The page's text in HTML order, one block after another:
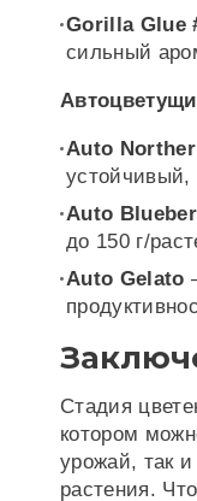
Gorilla Glue
сильный
Auto
устойчивый,
Auto
до 150 г/
Auto Gelato
Стадия
котором
урожай, так
растения.